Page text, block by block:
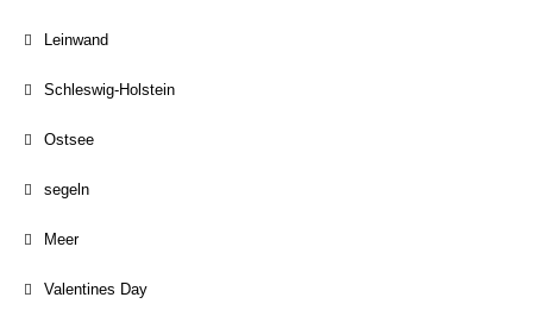
Leinwand
Schleswig-Holstein
Ostsee
segeln
Meer
Valentines Day